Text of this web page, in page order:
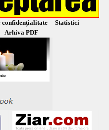
confidențialitate
Statistici
Arhiva PDF